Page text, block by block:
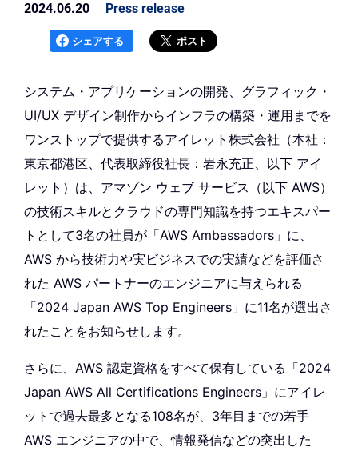
2024.06.20 Press release
シェアする ポスト
システム・アプリケーションの開発、グラフィック・
UI/UX デザイン制作からインフラの構築・運用までを
ワンストップで提供するアイレット株式会社（本社：
東京都港区、代表取締役社長：岩永充正、以下 アイ
レット）は、アマゾン ウェブ サービス（以下 AWS）
の技術スキルとクラウドの専門知識を持つエキスパー
トとして3名の社員が「AWS Ambassadors」に、
AWS から技術力や実ビジネスでの実績などを評価さ
れた AWS パートナーのエンジニアに与えられる
「2024 Japan AWS Top Engineers」に11名が選出さ
れたことをお知らせします。
さらに、AWS 認定資格をすべて保有している「2024
Japan AWS All Certifications Engineers」にアイレ
ットで過去最多となる108名が、3年目までの若手
AWS エンジニアの中で、情報発信などの突出した